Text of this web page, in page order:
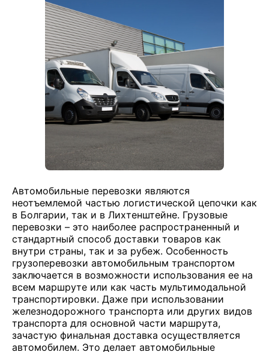
Автомобильные перевозки являются
неотъемлемой частью логистической цепочки как
в Болгарии, так и в Лихтенштейне. Грузовые
перевозки – это наиболее распространенный и
стандартный способ доставки товаров как
внутри страны, так и за рубеж. Особенность
грузоперевозки автомобильным транспортом
заключается в возможности использования ее на
всем маршруте или как часть мультимодальной
транспортировки. Даже при использовании
железнодорожного транспорта или других видов
транспорта для основной части маршрута,
зачастую финальная доставка осуществляется
автомобилем. Это делает автомобильные